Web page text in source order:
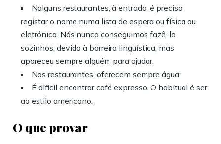
Nalguns restaurantes, à entrada, é preciso
registar o nome numa lista de espera ou física ou
eletrónica. Nós nunca conseguimos fazê-lo
sozinhos, devido à barreira linguística, mas
apareceu sempre alguém para ajudar;
Nos restaurantes, oferecem sempre água;
É dificil encontrar café expresso. O habitual é ser
ao estilo americano.
O que provar